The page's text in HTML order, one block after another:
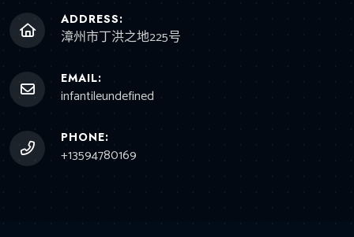
ADDRESS:
漳州市丁洪之地225号
EMAIL:
infantileundefined
PHONE:
+13594780169